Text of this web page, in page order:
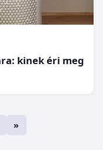
kinek éri meg
»